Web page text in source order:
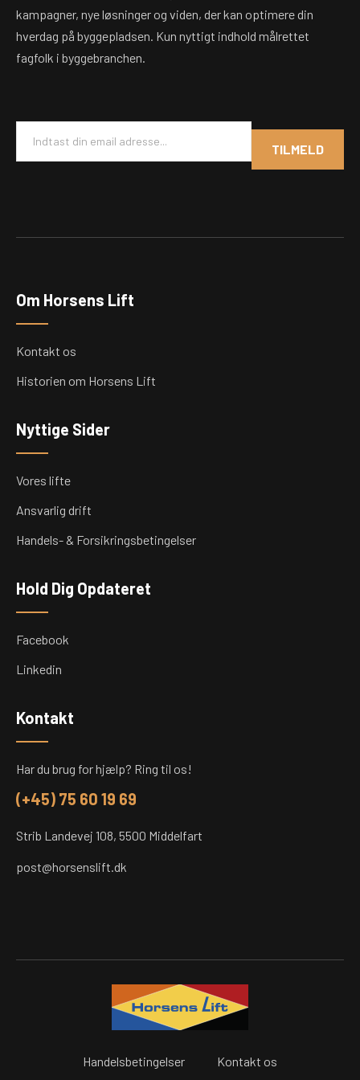
kampagner, nye løsninger og viden, der kan optimere din
hverdag på byggepladsen. Kun nyttigt indhold målrettet
fagfolk i byggebranchen.
a
TILMELD
Om Horsens Lift
Kontakt os
Historien om Horsens Lift
Nyttige Sider
Vores lifte
Ansvarlig drift
Handels- & Forsikringsbetingelser
Hold Dig Opdateret
Facebook
Linkedin
Kontakt
Har du brug for hjælp? Ring til os!
(+45) 75 60 19 69
Strib Landevej 108, 5500 Middelfart
post@horsenslift.dk
Handelsbetingelser Kontakt os